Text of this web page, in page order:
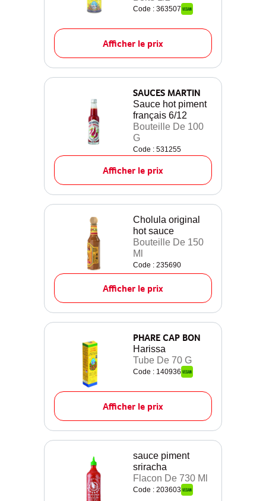
Code : 363507
Afficher le prix
SAUCES MARTIN
Sauce hot piment
français 6/12
Bouteille De 100
G
Code : 531255
Afficher le prix
Cholula original
hot sauce
Bouteille De 150
Ml
Code : 235690
Afficher le prix
PHARE CAP BON
Harissa
Tube De 70 G
Code : 140936
Afficher le prix
sauce piment
sriracha
Flacon De 730 Ml
Code : 203603